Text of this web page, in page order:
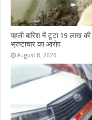
पहली बारिश में टूटा 19 लाख की
भ्रष्टाचार का आरोप
August 8, 2026